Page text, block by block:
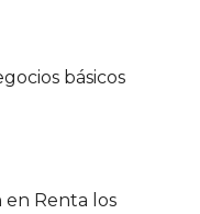
básicos
Renta los